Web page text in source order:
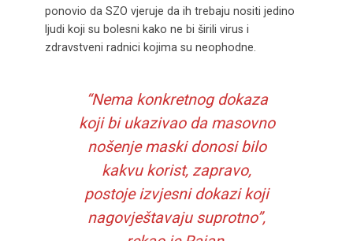
ponovio da SZO vjeruje da ih trebaju nositi jedino
ljudi koji su bolesni kako ne bi širili virus i
zdravstveni radnici kojima su neophodne.
“Nema konkretnog dokaza
koji bi ukazivao da masovno
nošenje maski donosi bilo
kakvu korist, zapravo,
postoje izvjesni dokazi koji
nagovještavaju suprotno”,